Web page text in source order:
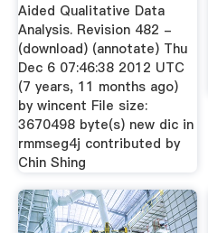
Aided Qualitative Data
Analysis. Revision 482 -
(download) (annotate) Thu
Dec 6 07:46:38 2012 UTC
(7 years, 11 months ago)
by wincent File size:
3670498 byte(s) new dic in
rmmseg4j contributed by
Chin Shing